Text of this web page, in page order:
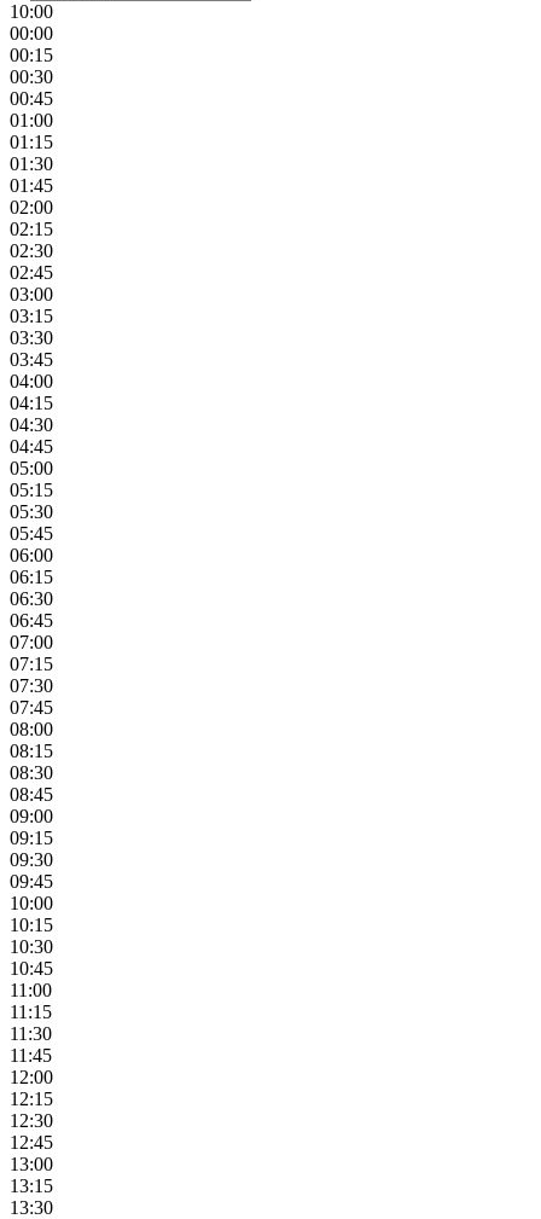
10:00
00:00
00:15
00:30
00:45
01:00
01:15
01:30
01:45
02:00
02:15
02:30
02:45
03:00
03:15
03:30
03:45
04:00
04:15
04:30
04:45
05:00
05:15
05:30
05:45
06:00
06:15
06:30
06:45
07:00
07:15
07:30
07:45
08:00
08:15
08:30
08:45
09:00
09:15
09:30
09:45
10:00
10:15
10:30
10:45
11:00
11:15
11:30
11:45
12:00
12:15
12:30
12:45
13:00
13:15
13:30